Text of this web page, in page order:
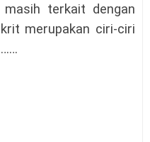
masih terkait dengan
merupakan ciri-ciri
……